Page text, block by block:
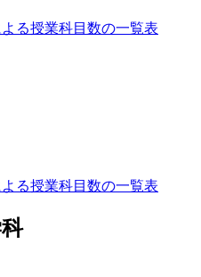
る授業科目数の一覧表
る授業科目数の一覧表